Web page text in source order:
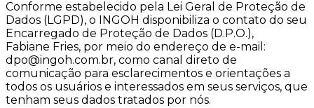
Conforme estabelecido pela Lei Geral de Proteção de
Dados (LGPD), o INGOH disponibiliza o contato do seu
Encarregado de Proteção de Dados (D.P.O.),
Fabiane Fries, por meio do endereço de e-mail:
dpo@ingoh.com.br, como canal direto de
comunicação para esclarecimentos e orientações a
todos os usuários e interessados em seus serviços, que
tenham seus dados tratados por nós.